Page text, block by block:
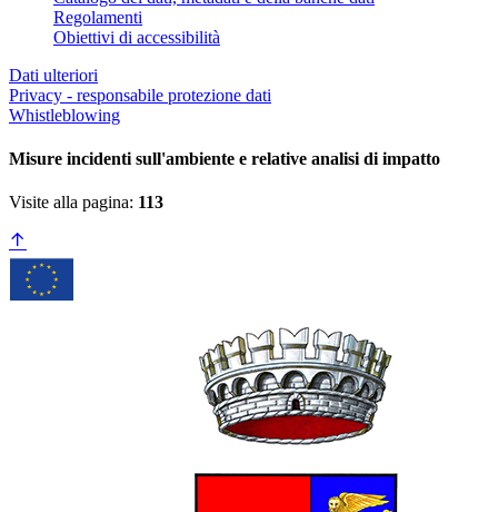
Regolamenti
Obiettivi di accessibilità
Dati ulteriori
Privacy - responsabile protezione dati
Whistleblowing
Misure incidenti sull'ambiente e relative analisi di impatto
Visite alla pagina: 113